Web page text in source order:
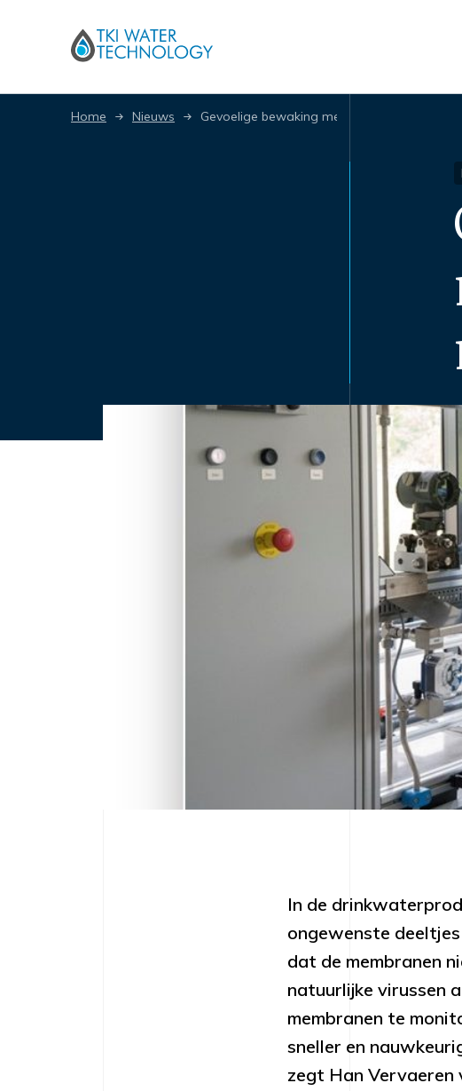
Home Nieuws Gevoelige bewaking membraanintegriteit
In de
ongewenste
dat de membranen
natuurlijke virussen
membranen te
sneller en
zegt Han Vervaeren